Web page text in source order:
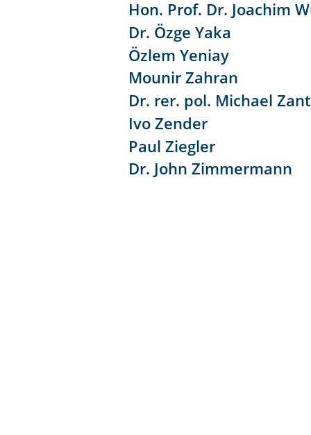
Hon. Prof. Dr. Joachim
Dr. Özge Yaka
Özlem Yeniay
Mounir Zahran
Dr. rer. pol. Michael
Ivo Zender
Paul Ziegler
Dr. John Zimmermann